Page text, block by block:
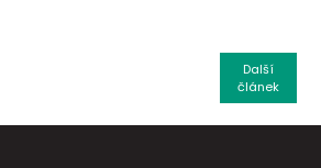
Další
článek